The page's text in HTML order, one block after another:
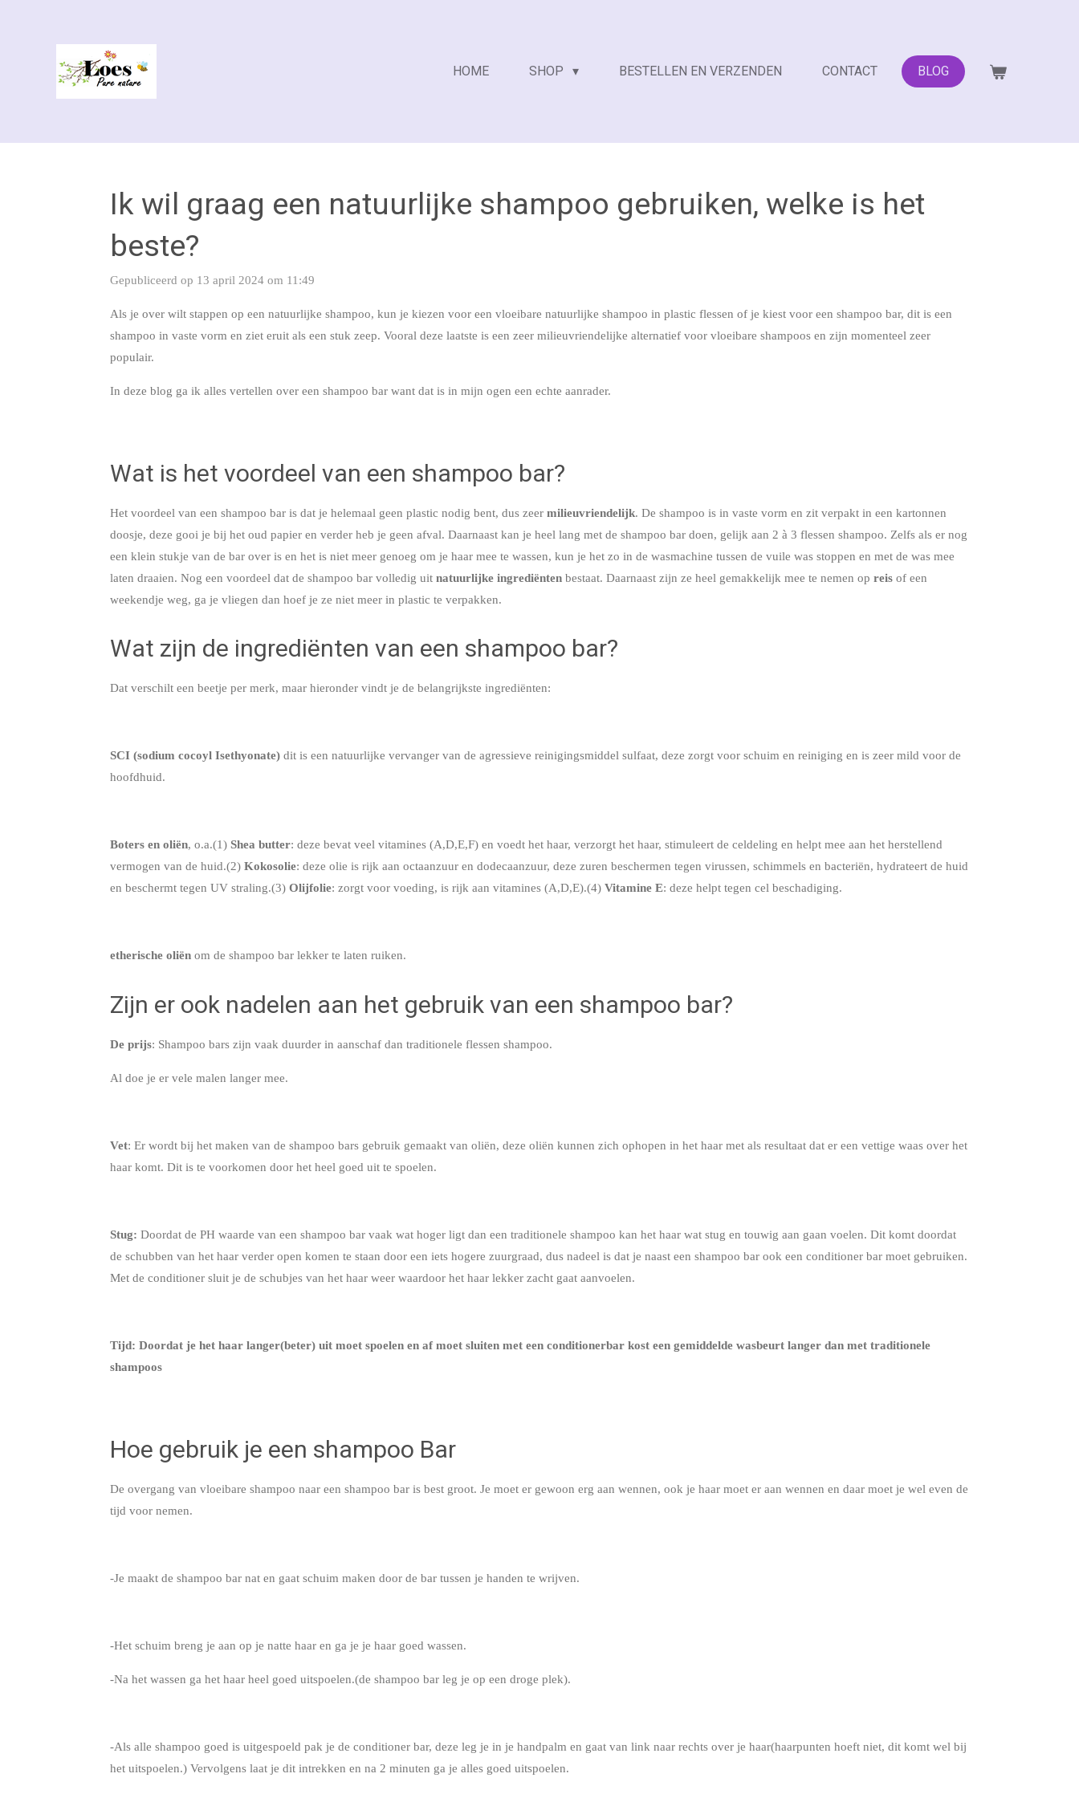
HOME SHOP BESTELLEN EN VERZENDEN CONTACT BLOG
Ik wil graag een natuurlijke shampoo gebruiken, welke is het
beste?
Gepubliceerd op 13 april 2024 om 11:49
Als je over wilt stappen op een natuurlijke shampoo, kun je kiezen voor een vloeibare natuurlijke shampoo in plastic flessen of je kiest voor een shampoo bar, dit is een
shampoo in vaste vorm en ziet eruit als een stuk zeep. Vooral deze laatste is een zeer milieuvriendelijke alternatief voor vloeibare shampoos en zijn momenteel zeer
populair.
In deze blog ga ik alles vertellen over een shampoo bar want dat is in mijn ogen een echte aanrader.
Wat is het voordeel van een shampoo bar?
Het voordeel van een shampoo bar is dat je helemaal geen plastic nodig bent, dus zeer milieuvriendelijk. De shampoo is in vaste vorm en zit verpakt in een kartonnen
doosje, deze gooi je bij het oud papier en verder heb je geen afval. Daarnaast kan je heel lang met de shampoo bar doen, gelijk aan 2 à 3 flessen shampoo. Zelfs als er nog
een klein stukje van de bar over is en het is niet meer genoeg om je haar mee te wassen, kun je het zo in de wasmachine tussen de vuile was stoppen en met de was mee
laten draaien. Nog een voordeel dat de shampoo bar volledig uit natuurlijke ingrediënten bestaat. Daarnaast zijn ze heel gemakkelijk mee te nemen op reis of een
weekendje weg, ga je vliegen dan hoef je ze niet meer in plastic te verpakken.
Wat zijn de ingrediënten van een shampoo bar?
Dat verschilt een beetje per merk, maar hieronder vindt je de belangrijkste ingrediënten:
SCI (sodium cocoyl Isethyonate) dit is een natuurlijke vervanger van de agressieve reinigingsmiddel sulfaat, deze zorgt voor schuim en reiniging en is zeer mild voor de
hoofdhuid.
Boters en oliën, o.a.(1) Shea butter: deze bevat veel vitamines (A,D,E,F) en voedt het haar, verzorgt het haar, stimuleert de celdeling en helpt mee aan het herstellend
vermogen van de huid.(2) Kokosolie: deze olie is rijk aan octaanzuur en dodecaanzuur, deze zuren beschermen tegen virussen, schimmels en bacteriën, hydrateert de huid
en beschermt tegen UV straling.(3) Olijfolie: zorgt voor voeding, is rijk aan vitamines (A,D,E).(4) Vitamine E: deze helpt tegen cel beschadiging.
etherische oliën om de shampoo bar lekker te laten ruiken.
Zijn er ook nadelen aan het gebruik van een shampoo bar?
De prijs: Shampoo bars zijn vaak duurder in aanschaf dan traditionele flessen shampoo.
Al doe je er vele malen langer mee.
Vet: Er wordt bij het maken van de shampoo bars gebruik gemaakt van oliën, deze oliën kunnen zich ophopen in het haar met als resultaat dat er een vettige waas over het
haar komt. Dit is te voorkomen door het heel goed uit te spoelen.
Stug: Doordat de PH waarde van een shampoo bar vaak wat hoger ligt dan een traditionele shampoo kan het haar wat stug en touwig aan gaan voelen. Dit komt doordat
de schubben van het haar verder open komen te staan door een iets hogere zuurgraad, dus nadeel is dat je naast een shampoo bar ook een conditioner bar moet gebruiken.
Met de conditioner sluit je de schubjes van het haar weer waardoor het haar lekker zacht gaat aanvoelen.
Tijd: Doordat je het haar langer(beter) uit moet spoelen en af moet sluiten met een conditionerbar kost een gemiddelde wasbeurt langer dan met traditionele
shampoos
Hoe gebruik je een shampoo Bar
De overgang van vloeibare shampoo naar een shampoo bar is best groot. Je moet er gewoon erg aan wennen, ook je haar moet er aan wennen en daar moet je wel even de
tijd voor nemen.
-Je maakt de shampoo bar nat en gaat schuim maken door de bar tussen je handen te wrijven.
-Het schuim breng je aan op je natte haar en ga je je haar goed wassen.
-Na het wassen ga het haar heel goed uitspoelen.(de shampoo bar leg je op een droge plek).
-Als alle shampoo goed is uitgespoeld pak je de conditioner bar, deze leg je in je handpalm en gaat van link naar rechts over je haar(haarpunten hoeft niet, dit komt wel bij
het uitspoelen.) Vervolgens laat je dit intrekken en na 2 minuten ga je alles goed uitspoelen.